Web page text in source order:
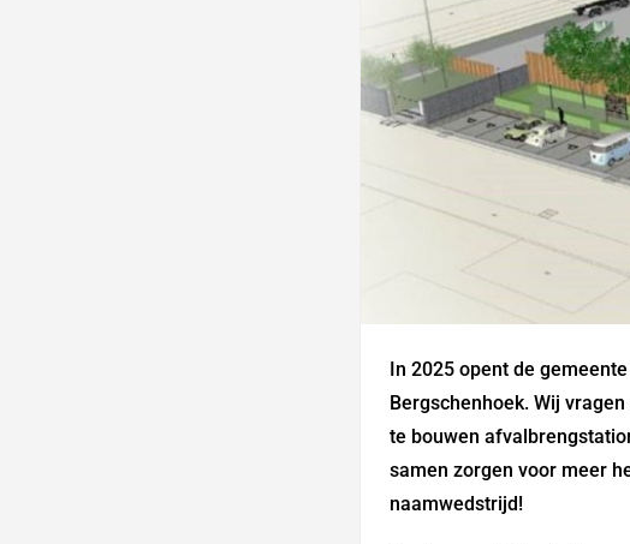
In 2025 opent de
Bergschenhoek. Wij
te bouwen
samen zorgen voor meer
naamwedstrijd!